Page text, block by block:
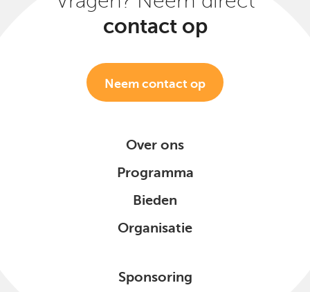
contact op
Neem contact op
Over ons
Programma
Bieden
Organisatie
Sponsoring